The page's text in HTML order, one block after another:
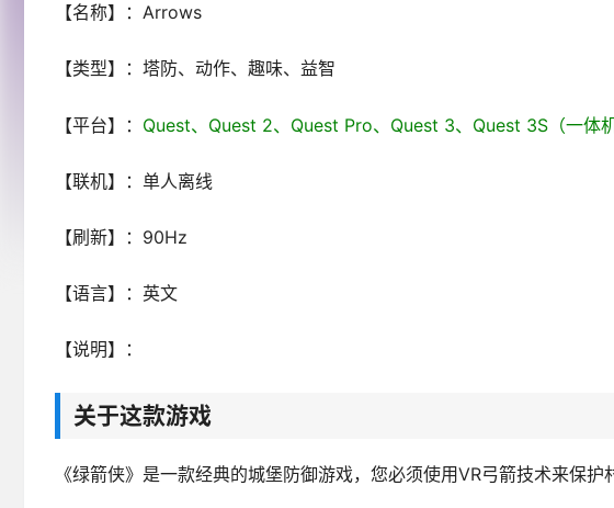
【名称】：Arrows
【类型】：塔防、动作、趣味、益智
【平台】： Quest、 Quest 2、Quest Pro、Quest 3、Quest 3S（一体机
【联机】：单人离线
【刷新】：90Hz
【语言】：英文
【说明】：
关于这款游戏
《绿箭侠》是一款经典的城堡防御游戏，您必须使用VR弓箭技术来保护